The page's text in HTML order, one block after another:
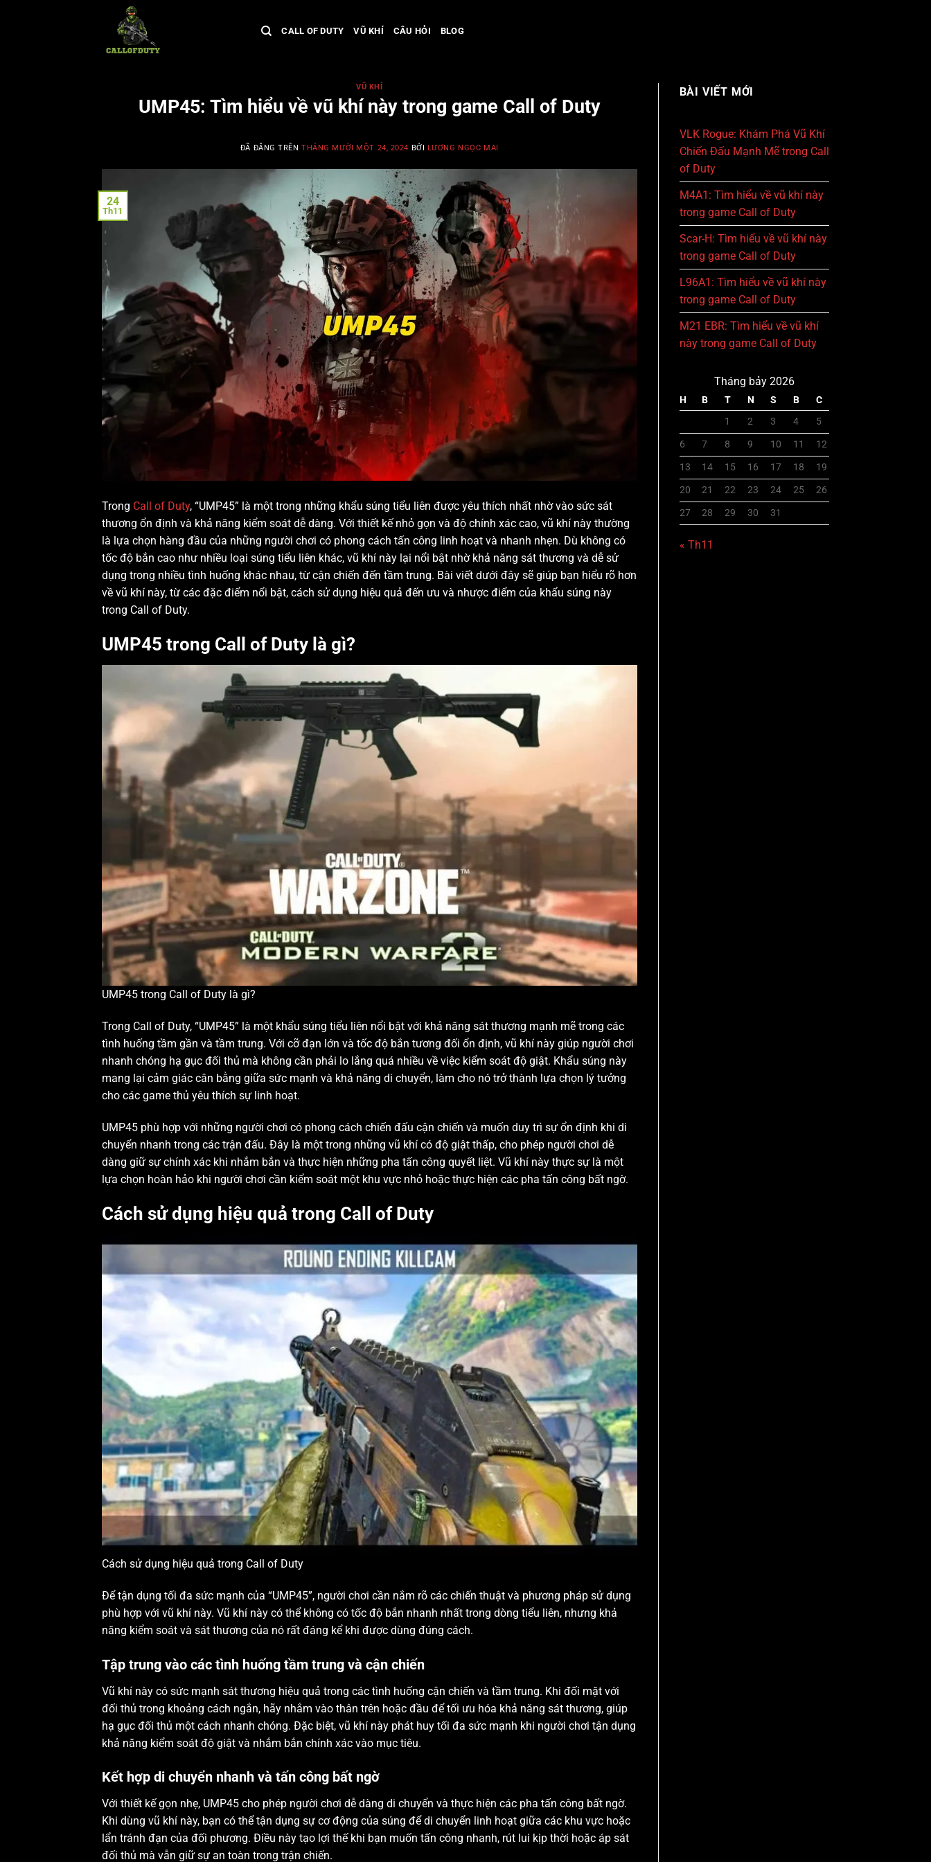
CALL OF DUTY VŨ KHÍ CÂU HỎI BLOG
VŨ KHÍ
UMP45: Tìm hiểu về vũ khí này trong game Call of Duty
ĐÃ ĐĂNG TRÊNTHÁNG MƯỜI MỘT 24, 2024 BỞI LƯƠNG NGỌC MAI
24
Th11
Trong Call of Duty, “UMP45” là một trong những khẩu súng tiểu liên được yêu thích nhất nhờ vào sức sát
thương ổn định và khả năng kiểm soát dễ dàng. Với thiết kế nhỏ gọn và độ chính xác cao, vũ khí này thường
là lựa chọn hàng đầu của những người chơi có phong cách tấn công linh hoạt và nhanh nhẹn. Dù không có
tốc độ bắn cao như nhiều loại súng tiểu liên khác, vũ khí này lại nổi bật nhờ khả năng sát thương và dễ sử
dụng trong nhiều tình huống khác nhau, từ cận chiến đến tầm trung. Bài viết dưới đây sẽ giúp bạn hiểu rõ hơn
về vũ khí này, từ các đặc điểm nổi bật, cách sử dụng hiệu quả đến ưu và nhược điểm của khẩu súng này
trong Call of Duty.
UMP45 trong Call of Duty là gì?
UMP45 trong Call of Duty là gì?
Trong Call of Duty, “UMP45” là một khẩu súng tiểu liên nổi bật với khả năng sát thương mạnh mẽ trong các
tình huống tầm gần và tầm trung. Với cỡ đạn lớn và tốc độ bắn tương đối ổn định, vũ khí này giúp người chơi
nhanh chóng hạ gục đối thủ mà không cần phải lo lắng quá nhiều về việc kiểm soát độ giật. Khẩu súng này
mang lại cảm giác cân bằng giữa sức mạnh và khả năng di chuyển, làm cho nó trở thành lựa chọn lý tưởng
cho các game thủ yêu thích sự linh hoạt.
UMP45 phù hợp với những người chơi có phong cách chiến đấu cận chiến và muốn duy trì sự ổn định khi di
chuyển nhanh trong các trận đấu. Đây là một trong những vũ khí có độ giật thấp, cho phép người chơi dễ
dàng giữ sự chính xác khi nhắm bắn và thực hiện những pha tấn công quyết liệt. Vũ khí này thực sự là một
lựa chọn hoàn hảo khi người chơi cần kiểm soát một khu vực nhỏ hoặc thực hiện các pha tấn công bất ngờ.
Cách sử dụng hiệu quả trong Call of Duty
Cách sử dụng hiệu quả trong Call of Duty
Để tận dụng tối đa sức mạnh của “UMP45”, người chơi cần nắm rõ các chiến thuật và phương pháp sử dụng
phù hợp với vũ khí này. Vũ khí này có thể không có tốc độ bắn nhanh nhất trong dòng tiểu liên, nhưng khả
năng kiểm soát và sát thương của nó rất đáng kể khi được dùng đúng cách.
Tập trung vào các tình huống tầm trung và cận chiến
Vũ khí này có sức mạnh sát thương hiệu quả trong các tình huống cận chiến và tầm trung. Khi đối mặt với
đối thủ trong khoảng cách ngắn, hãy nhắm vào thân trên hoặc đầu để tối ưu hóa khả năng sát thương, giúp
hạ gục đối thủ một cách nhanh chóng. Đặc biệt, vũ khí này phát huy tối đa sức mạnh khi người chơi tận dụng
khả năng kiểm soát độ giật và nhắm bắn chính xác vào mục tiêu.
Kết hợp di chuyển nhanh và tấn công bất ngờ
Với thiết kế gọn nhẹ, UMP45 cho phép người chơi dễ dàng di chuyển và thực hiện các pha tấn công bất ngờ.
Khi dùng vũ khí này, bạn có thể tận dụng sự cơ động của súng để di chuyển linh hoạt giữa các khu vực hoặc
lẩn tránh đạn của đối phương. Điều này tạo lợi thế khi bạn muốn tấn công nhanh, rút lui kịp thời hoặc áp sát
đối thủ mà vẫn giữ sự an toàn trong trận chiến.
BÀI VIẾT MỚI
VLK Rogue: Khám Phá Vũ Khí
Chiến Đấu Mạnh Mẽ trong Call
of Duty
M4A1: Tìm hiểu về vũ khí này
trong game Call of Duty
Scar-H: Tìm hiểu về vũ khí này
trong game Call of Duty
L96A1: Tìm hiểu về vũ khí này
trong game Call of Duty
M21 EBR: Tìm hiểu về vũ khí
này trong game Call of Duty
Tháng bảy 2026
H B T N S B
C
1
2 3 4
5
6
7 8 9 10 11
12
13
14 15 16 17 18
19
20
21 22 23 24 25
26
27
28 29 30 31
« Th11